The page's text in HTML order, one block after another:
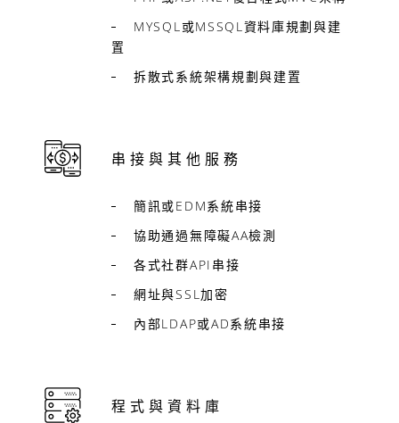
MYSQL或MSSQL資料庫規劃與建
置
拆散式系統架構規劃與建置
串接與其他服務
簡訊或EDM系統串接
協助通過無障礙AA檢測
各式社群API串接
網址與SSL加密
內部LDAP或AD系統串接
程式與資料庫